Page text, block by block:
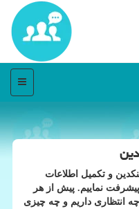
منو
و تكمیل اطلاعات
پیشرفت نماییم. پیش از هر
انتظاری داریم و چه چیزی